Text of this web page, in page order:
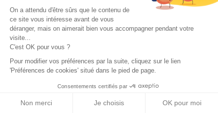
On a attendu d'être sûrs que le contenu de
ce site vous intéresse avant de vous
déranger, mais on aimerait bien vous accompagner pendant votre
visite...
C'est OK pour vous ?
Pour modifier vos préférences par la suite, cliquez sur le lien
'Préférences de cookies' situé dans le pied de page.
Consentements certifiés par
Non merci Je choisis OK pour moi
MAISON SLIMANE
Extension à Sautron